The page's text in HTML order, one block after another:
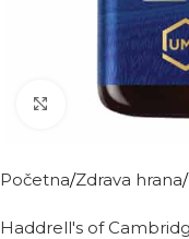
Kliknite za
Početna Zdrava hrana
Haddrell's of